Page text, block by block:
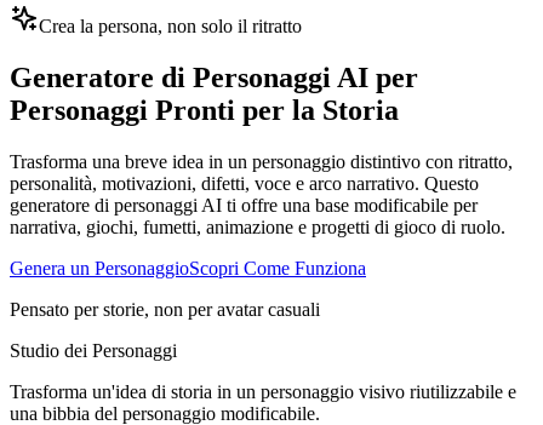
Crea la persona, non solo il ritratto
Generatore di Personaggi AI per
Personaggi Pronti per la Storia
Trasforma una breve idea in un personaggio distintivo con ritratto,
personalità, motivazioni, difetti, voce e arco narrativo. Questo
generatore di personaggi AI ti offre una base modificabile per
narrativa, giochi, fumetti, animazione e progetti di gioco di ruolo.
Genera un PersonaggioScopri Come Funziona
Pensato per storie, non per avatar casuali
Studio dei Personaggi
Trasforma un'idea di storia in un personaggio visivo riutilizzabile e
una bibbia del personaggio modificabile.